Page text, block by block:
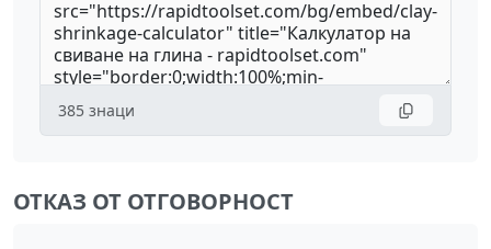
385 знаци
ОТКАЗ ОТ ОТГОВОРНОСТ